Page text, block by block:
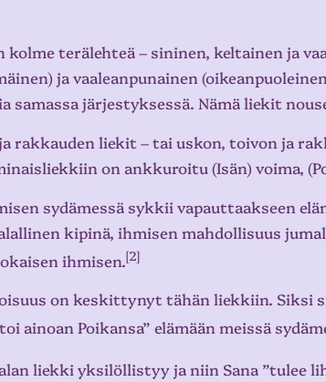
terälehteä – sininen, keltainen ja
ja vaaleanpunainen
samassa järjestyksessä. Nämä liekit
rakkauden liekit – tai uskon, toivon ja
on ankkuroitu (Isän) voima,
sydämessä sykkii vapauttaakseen
kipinä, ihmisen mahdollisuus
ihmisen.[2]
on keskittynyt tähän liekkiin. Siksi
ainoan Poikansa” elämään meissä
liekki yksilöllistyy ja niin Sana ”tulee